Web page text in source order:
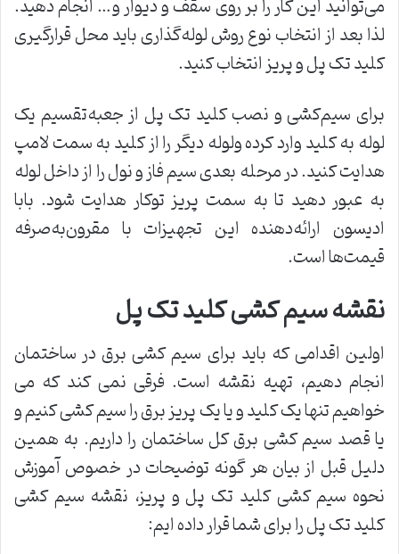
می‌توانید این کار را بر روی سقف و دیوار و… انجام دهید.
لذا بعد از انتخاب نوع روش لوله‌گذاری باید محل قرارگیری
کلید تک پل و پریز انتخاب کنید.
برای سیم‌کشی و نصب کلید تک پل از جعبه‌تقسیم یک
لوله به کلید وارد کرده ولوله دیگر را از کلید به سمت لامپ
هدایت کنید. در مرحله بعدی سیم فاز و نول را از داخل لوله
به عبور دهید تا به سمت پریز توکار هدایت شود. بابا
ادیسون ارائه‌دهنده این تجهیزات با مقرون‌به‌صرفه
قیمت‌ها است.
نقشه سیم کشی کلید تک پل
اولین اقدامی که باید برای سیم کشی برق در ساختمان
انجام دهیم، تهیه نقشه است. فرقی نمی کند که می
خواهیم تنها یک کلید و یا یک پریز برق را سیم کشی کنیم و
یا قصد سیم کشی برق کل ساختمان را داریم. به همین
دلیل قبل از بیان هر گونه توضیحات در خصوص آموزش
نحوه سیم کشی کلید تک پل و پریز، نقشه سیم کشی
کلید تک پل را برای شما قرار داده ایم: